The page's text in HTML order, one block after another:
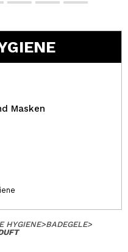
Masken
HYGIENE>BADEGELE>